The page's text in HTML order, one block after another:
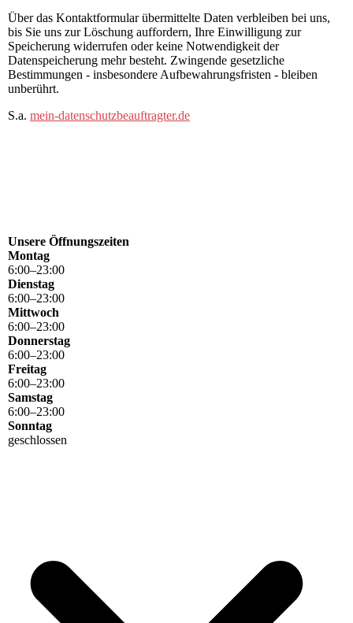
Über das Kontaktformular übermittelte Daten verbleiben bei uns,
bis Sie uns zur Löschung auffordern, Ihre Einwilligung zur
Speicherung widerrufen oder keine Notwendigkeit der
Datenspeicherung mehr besteht. Zwingende gesetzliche
Bestimmungen - insbesondere Aufbewahrungsfristen - bleiben
unberührt.
S.a. mein-datenschutzbeauftragter.de
Unsere Öffnungszeiten
Montag
6:00–23:00
Dienstag
6:00–23:00
Mittwoch
6:00–23:00
Donnerstag
6:00–23:00
Freitag
6:00–23:00
Samstag
6:00–23:00
Sonntag
geschlossen